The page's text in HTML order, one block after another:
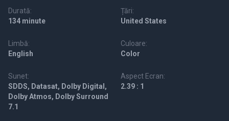
Durată:
134 minute
Țări:
United States
Limbă:
English
Culoare:
Color
Sunet:
SDDS, Datasat, Dolby Digital,
Dolby Atmos, Dolby Surround
7.1
Aspect Ecran:
2.39 : 1